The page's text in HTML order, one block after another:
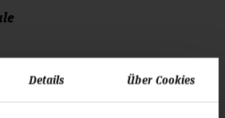
Details Über Cookies